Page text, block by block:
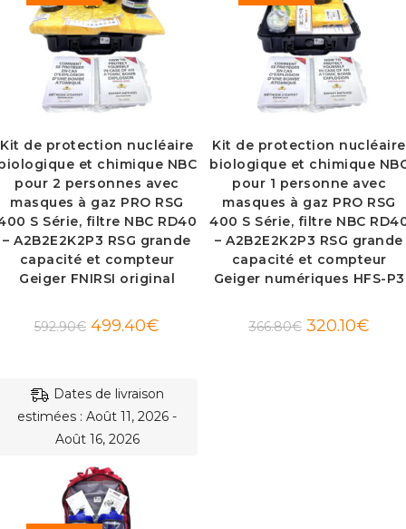
Kit de protection nucléaire
et chimique NBC
pour 2 personnes avec
masques à gaz PRO RSG
S Série, filtre NBC RD40
– A2B2E2K2P3 RSG grande
capacité et compteur
Geiger FNIRSI original
592.90€ Le
prix
499.40€
Kit de protection nucléaire
biologique et chimique
pour 1 personne avec
masques à gaz PRO RSG
400 S Série, filtre NBC
– A2B2E2K2P3 RSG grande
capacité et compteur
Geiger numériques HFS-P3
366.80€ Le
prix
320.10€Le
prix
Dates de livraison
estimées : Août 11, 2026 -
Août 16, 2026